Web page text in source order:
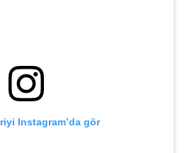
Instagram’da gör